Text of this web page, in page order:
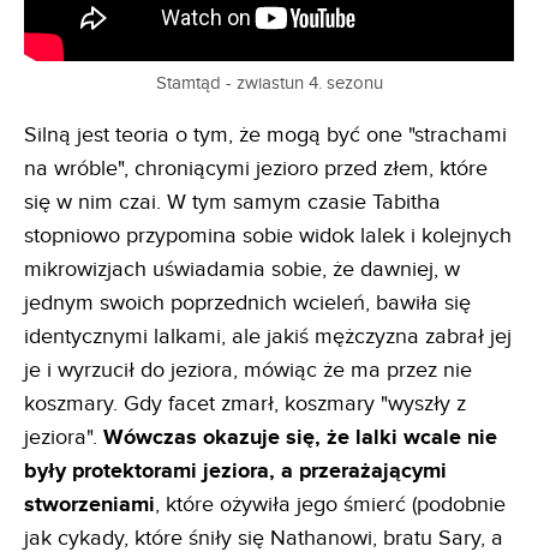
Stamtąd - zwiastun 4. sezonu
Silną jest teoria o tym, że mogą być one "strachami
na wróble", chroniącymi jezioro przed złem, które
się w nim czai. W tym samym czasie Tabitha
stopniowo przypomina sobie widok lalek i kolejnych
mikrowizjach uświadamia sobie, że dawniej, w
jednym swoich poprzednich wcieleń, bawiła się
identycznymi lalkami, ale jakiś mężczyzna zabrał jej
je i wyrzucił do jeziora, mówiąc że ma przez nie
koszmary. Gdy facet zmarł, koszmary "wyszły z
jeziora". Wówczas okazuje się, że lalki wcale nie
były protektorami jeziora, a przerażającymi
stworzeniami, które ożywiła jego śmierć (podobnie
jak cykady, które śniły się Nathanowi, bratu Sary, a